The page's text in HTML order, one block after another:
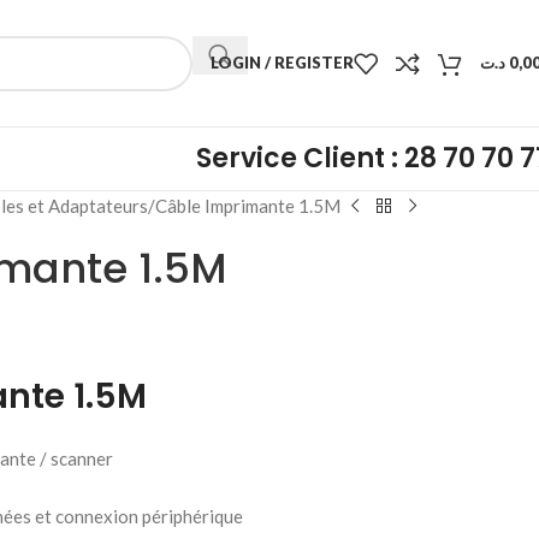
LOGIN / REGISTER د.ت
Service Client : 28 70 70
et Adaptateurs Câble Imprimante 1.5M
1.5M
1.5M
/ scanner
et connexion périphérique